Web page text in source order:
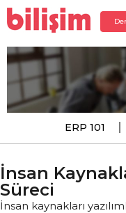
ERP 101
İnsan
Süreci
İnsan kaynakları